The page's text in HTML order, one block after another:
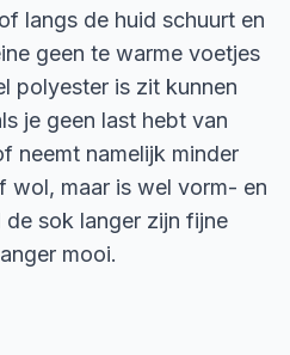
langs de huid schuurt en
geen te warme voetjes
polyester is zit kunnen
je geen last hebt van
neemt namelijk minder
maar is wel vorm- en
sok langer zijn fijne
mooi.